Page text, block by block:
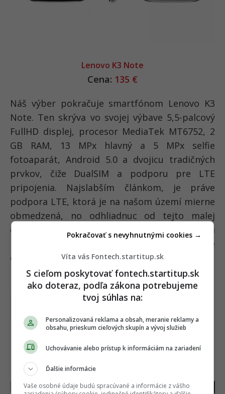
Lenovo K3 Note
Cena: 135 €
Náš výber pokračuje smartfónom Lenovo K3
Note. Ten skrýva vo svojej výbave 5,5-palcový
FullHD displej, procesor MediaTek MT6752, 2
GB RAM, 13 MPx hlavný a 5 MPx selfie
fotoaparát, Android 5.0 a dvojicu tradičných
prvkov, čiže DualSIM a podporu pre LTE
pripojenia. Najslabším článkom, je práve
podpora LTE, ktorá je na našom území mierne
obmedzená, no odhliadnuc od tejto malej
chybyčky je Lenovo K3 Note pre mnohých tým
pravým smartfónom. Na záver vám prinášame
cenu, ktorá je naozaj prijateľná a činí
Lenovo K3 Notemôžete kúpiť v
Porovnať ceny >>
Víta vás Fontech.startitup.sk
S cieľom poskytovať fontech.startitup.sk
ako doteraz, podľa zákona potrebujeme
tvoj súhlas na:
Personalizovaná reklama a obsah, meranie reklamy a
obsahu, prieskum cieľových skupín a vývoj služieb
Uchovávanie alebo prístup k informáciám na zariadení
Ďalšie informácie
Vaše osobné údaje budú spracúvané a informácie z vášho
Pokračovať s nevyhnutnými cookies →